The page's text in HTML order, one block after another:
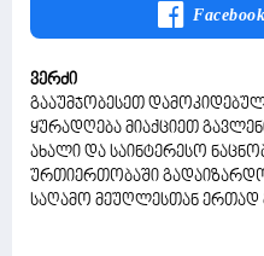
ვერძი
გააუმჯობესეთ
ყურადღება მიაქციეთ
ახალი და საინტერესო
ურთიერთობაში
საღამო მეუღლესთან ერთად